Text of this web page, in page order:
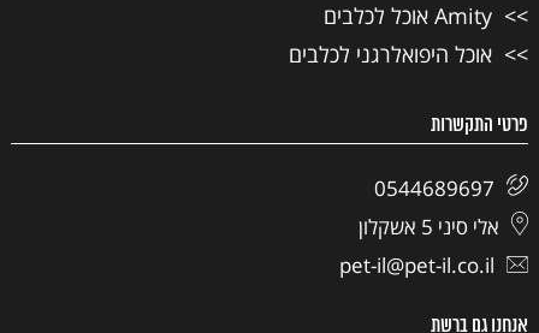
Amity אוכל לכלבים
אוכל היפואלרגני לכלבים
פרטי התקשרות
0544689697
אלי סיני 5 אשקלון
pet-il@pet-il.co.il
אנחנו גם ברשת